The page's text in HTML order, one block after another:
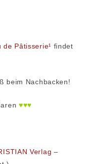
de Pâtisserie¹ findet
beim Nachbacken!
♥♥♥
Verlag –